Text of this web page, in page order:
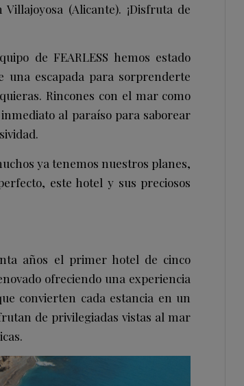
(Alicante). ¡Disfruta de
de FEARLESS hemos estado
una escapada para sorprenderte
Rincones con el mar como
al paraíso para saborear
ya tenemos nuestros planes,
este hotel y sus preciosos
años el primer hotel de cinco
ofreciendo una experiencia
convierten cada estancia en un
de privilegiadas vistas al mar